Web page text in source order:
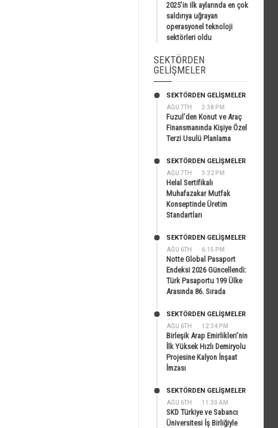
2025’in ilk aylarında en çok
saldırıya uğrayan
operasyonel teknoloji
sektörleri oldu
SEKTÖRDEN
GELIŞMELER
AĞU 7TH 3:38 PM
SEKTÖRDEN GELIŞMELER
Fuzul’den Konut ve Araç
Finansmanında Kişiye Özel
Terzi Usulü Planlama
AĞU 7TH 3:32 PM
SEKTÖRDEN GELIŞMELER
Helal Sertifikalı
Muhafazakar Mutfak
Konseptinde Üretim
Standartları
AĞU 6TH 6:15 PM
SEKTÖRDEN GELIŞMELER
Notte Global Pasaport
Endeksi 2026 Güncellendi:
Türk Pasaportu 199 Ülke
Arasında 86. Sırada
AĞU 6TH 12:34 PM
SEKTÖRDEN GELIŞMELER
Birleşik Arap Emirlikleri’nin
İlk Yüksek Hızlı Demiryolu
Projesine Kalyon İnşaat
İmzası
AĞU 6TH 11:30 AM
SEKTÖRDEN GELIŞMELER
SKD Türkiye ve Sabancı
Üniversitesi İş Birliğiyle